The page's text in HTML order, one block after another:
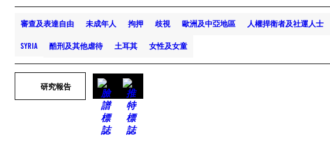
審查及表達自由 未成年人 拘押 歧視 歐洲及中亞地區 人權捍衛者及社運人士
SYRIA 酷刑及其他虐待 土耳其 女性及女童
研究報告